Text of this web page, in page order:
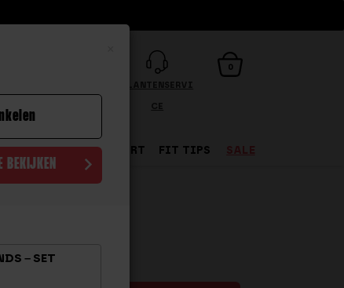
BEKIJKEN
– SET
KLANTENSERVI
CE
0
WINTERSPORT FIT TIPS SALE